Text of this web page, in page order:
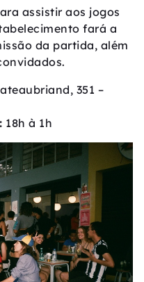
assistir aos jogos
fará a
da partida, além
351 –
18h à 1h